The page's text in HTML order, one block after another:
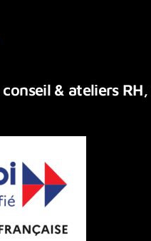
conseil & ateliers RH,